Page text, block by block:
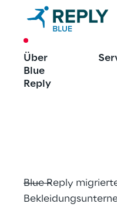
Über
Blue
Reply
Blue Reply